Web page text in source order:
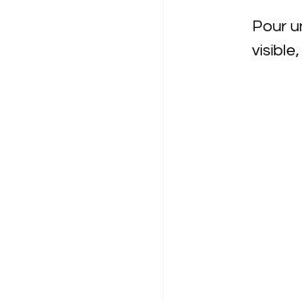
Pour